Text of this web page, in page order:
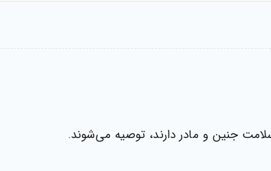
جنین و مادر دارند، توصیه می‌شوند.